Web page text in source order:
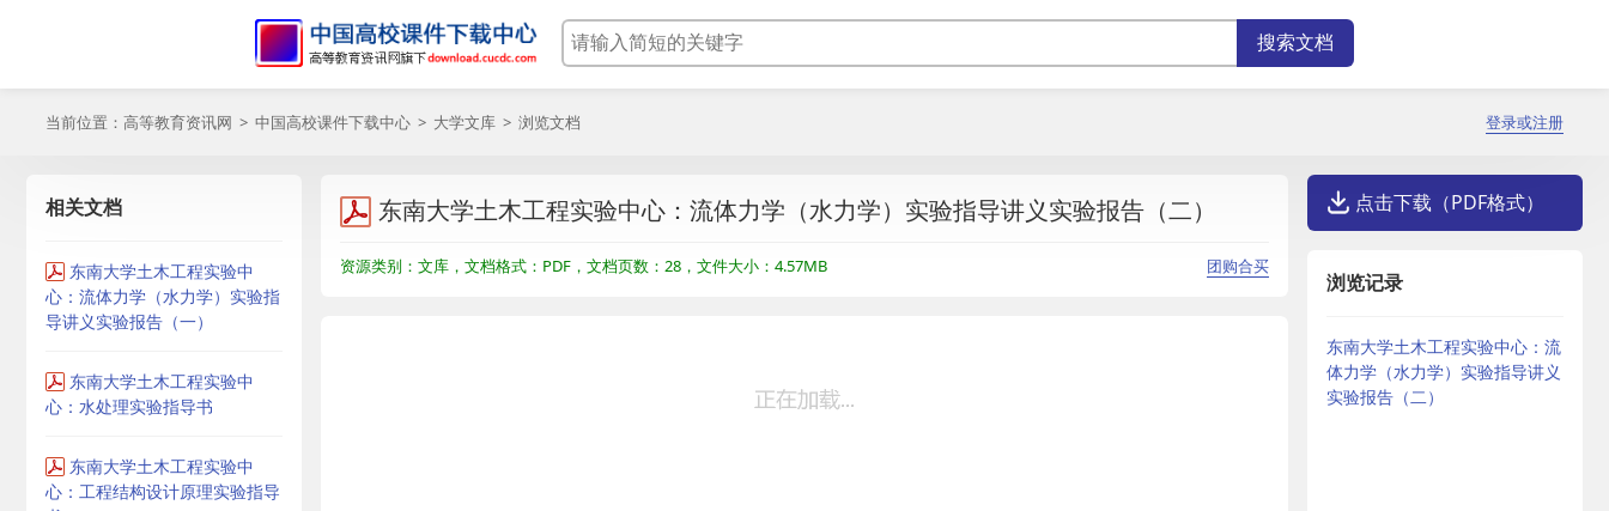
当前位置： 高等教育资讯网 > 中国高校课件下载中心 > 大学文库 > 浏览文档 登录或注册
相关文档
东南大学土木工程实验中
心：流体力学（水力学）实验指
导讲义实验报告（一）
东南大学土木工程实验中
心：水处理实验指导书
东南大学土木工程实验中
心：工程结构设计原理实验指导
东南大学土木工程实验中心：流体力学（水力学）实验指导讲义实验报告（二）
团购合买
资源类别：文库，文档格式：PDF，文档页数：28，文件大小：4.57MB
点击下载（PDF格式）
浏览记录
东南大学土木工程实验中心：流
体力学（水力学）实验指导讲义
实验报告（二）